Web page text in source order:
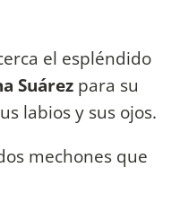
el espléndido
Suárez para su
labios y sus ojos.
mechones que